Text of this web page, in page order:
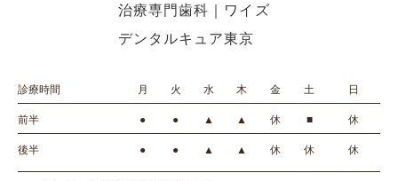
診療時間 月 火 水 木 金 土 日
前半 ● ● ▲ ▲ 休 ■ 休
後半 ● ● ▲ ▲ 休 休 休